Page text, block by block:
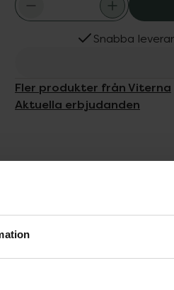
Snabba
Fler produkter från Viterna
Aktuella erbjudanden